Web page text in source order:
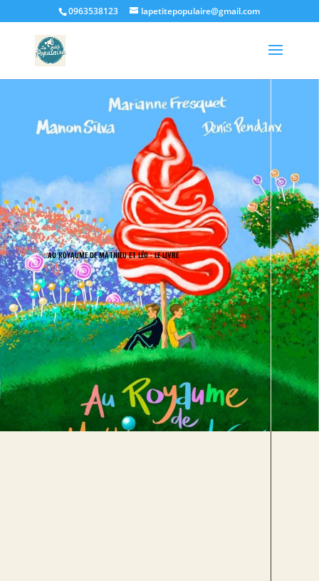
0963538123 lapetitepopulaire@gmail.com
AU ROYAUME DE MATHIEU ET LÉO : LE LIVRE